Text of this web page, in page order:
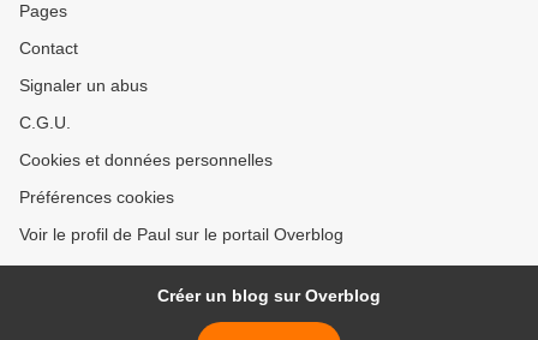
Pages
Contact
Signaler un abus
C.G.U.
Cookies et données personnelles
Préférences cookies
Voir le profil de Paul sur le portail Overblog
Créer un blog sur Overblog